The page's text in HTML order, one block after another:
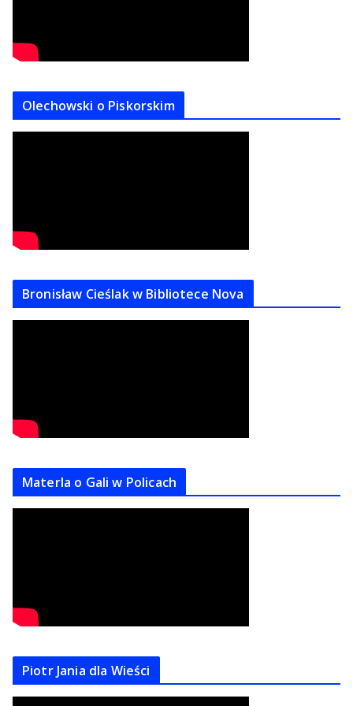
Olechowski o Piskorskim
Bronisław Cieślak w Bibliotece Nova
Materla o Gali w Policach
Piotr Jania dla Wieści